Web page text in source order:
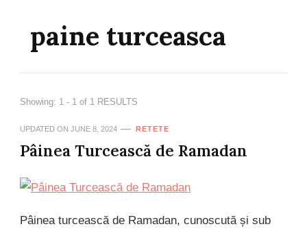
paine turceasca
Showing: 1 - 1 of 1 RESULTS
UPDATED ON JUNE 8, 2024 RETETE
Pâinea Turcească de Ramadan
Pâinea turcească de Ramadan, cunoscută și sub